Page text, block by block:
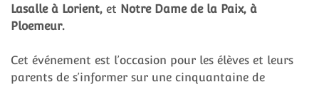
Lasalle à Lorient, et Notre Dame de la Paix, à
Ploemeur.
Cet événement est l’occasion pour les élèves et leurs
parents de s’informer sur une cinquantaine de